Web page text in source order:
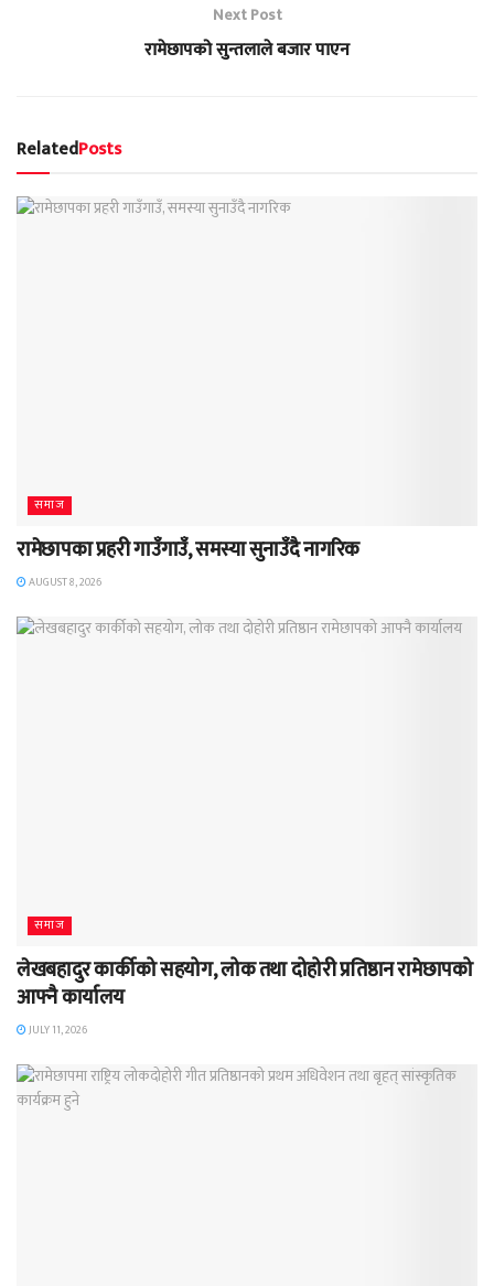
Next Post
रामेछापको सुन्तलाले बजार पाएन
RelatedPosts
समाज
रामेछापका प्रहरी गाउँगाउँ, समस्या सुनाउँदै नागरिक
AUGUST 8, 2026
समाज
लेखबहादुर कार्कीको सहयोग, लोक तथा दोहोरी प्रतिष्ठान रामेछापको
आफ्नै कार्यालय
JULY 11, 2026